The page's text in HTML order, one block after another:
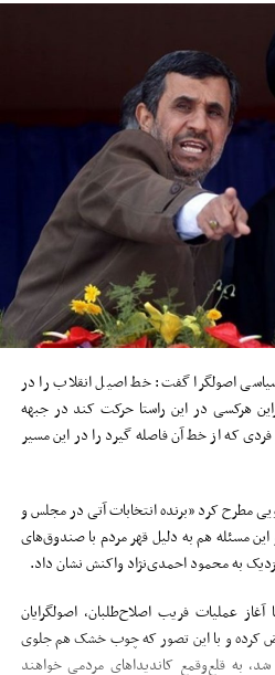
اصولگرا گفت: خط اصیل انقلاب را در
هرکسی در این راستا حرکت کند در جبهه
که از خط آن فاصله گیرد را در این مسیر
مطرح کرد «برنده انتخابات آتی در مجلس و
مسئله هم به دلیل قهر مردم با صندوق‌های
به محمود احمدی‌نژاد واکنش نشان داد.
عملیات فریب اصلاح‌طلبان، اصولگرایان
کرده و با این تصور که چوب خشک هم جلوی
به قلع‌وقمع کاندیداهای مردمی خواهند